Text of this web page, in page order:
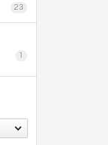
23
1